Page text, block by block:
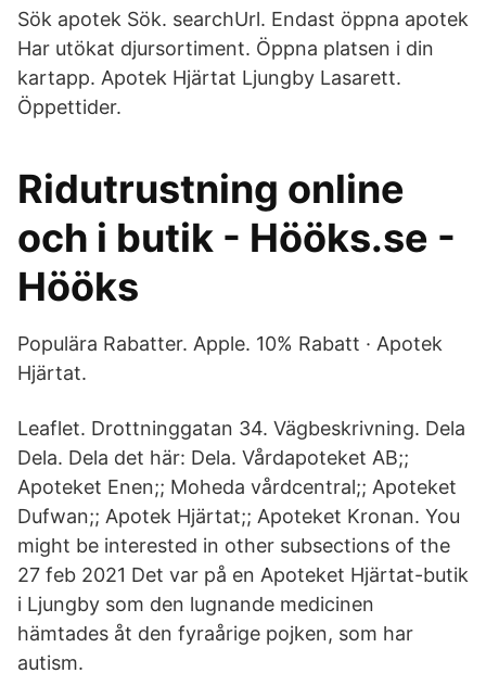
Sök apotek Sök. searchUrl. Endast öppna apotek
Har utökat djursortiment. Öppna platsen i din
kartapp. Apotek Hjärtat Ljungby Lasarett.
Öppettider.
Ridutrustning online
och i butik - Hööks.se -
Hööks
Populära Rabatter. Apple. 10% Rabatt · Apotek
Hjärtat.
Leaflet. Drottninggatan 34. Vägbeskrivning. Dela
Dela. Dela det här: Dela. Vårdapoteket AB;;
Apoteket Enen;; Moheda vårdcentral;; Apoteket
Dufwan;; Apotek Hjärtat;; Apoteket Kronan. You
might be interested in other subsections of the
27 feb 2021 Det var på en Apoteket Hjärtat-butik
i Ljungby som den lugnande medicinen
hämtades åt den fyraårige pojken, som har
autism.